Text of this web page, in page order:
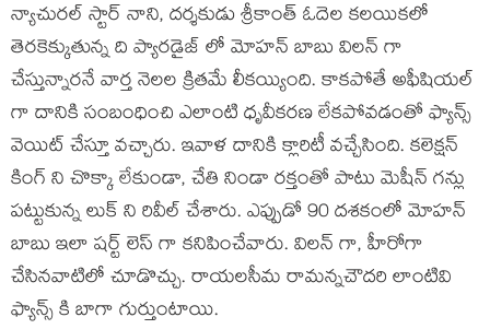
న్యాచురల్ స్టార్ నాని, దర్శకుడు శ్రీకాంత్ ఓదెల కలయికలో
తెరకెక్కుతున్న ది ప్యారడైజ్ లో మోహన్ బాబు విలన్ గా
చేస్తున్నారనే వార్త నెలల క్రితమే లీకయ్యింది. కాకపోతే అఫీషియల్
గా దానికి సంబంధించి ఎలాంటి ధృవీకరణ లేకపోవడంతో ఫ్యాన్స్
వెయిట్ చేస్తూ వచ్చారు. ఇవాళ దానికి క్లారిటీ వచ్చేసింది. కలెక్షన్
కింగ్ ని చొక్కా లేకుండా, చేతి నిండా రక్తంతో పాటు మెషీన్ గన్లు
పట్టుకున్న లుక్ ని రివీల్ చేశారు. ఎప్పుడో 90 దశకంలో మోహన్
బాబు ఇలా షర్ట్ లెస్ గా కనిపించేవారు. విలన్ గా, హీరోగా
చేసినవాటిలో చూడొచ్చు. రాయలసీమ రామన్నచౌదరి లాంటివి
ఫ్యాన్స్ కి బాగా గుర్తుంటాయి.